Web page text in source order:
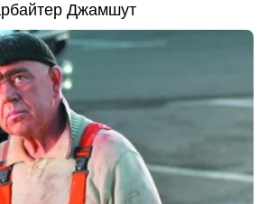
Джамшут